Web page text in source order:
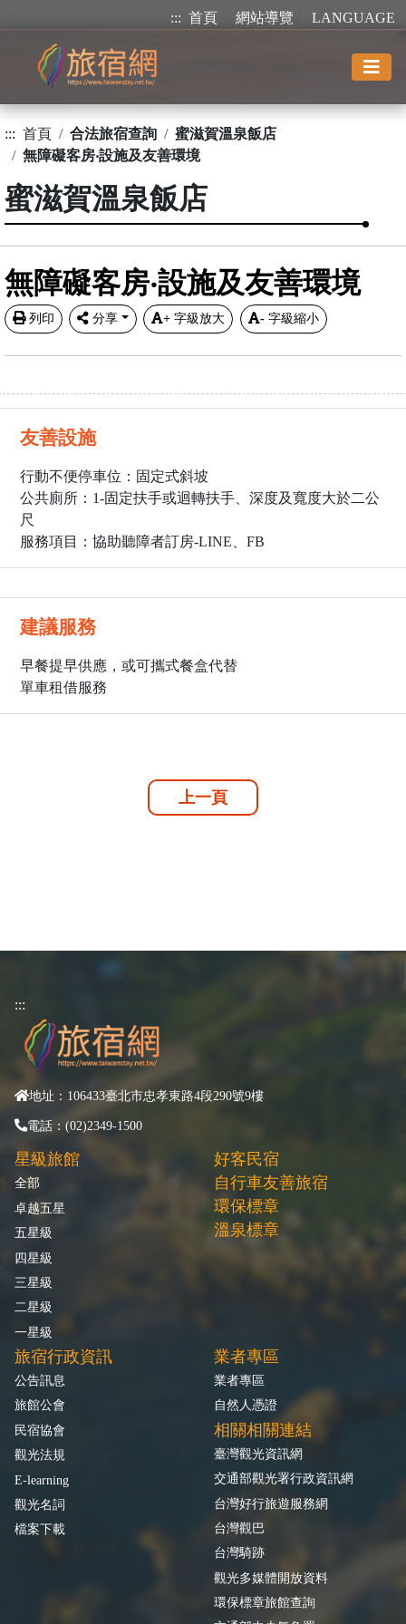
::: 首頁 網站導覽 LANGUAGE
::: 首頁 合法旅宿查詢
蜜滋賀溫泉飯店
無障礙客房‧設施及友善環境
蜜滋賀溫泉飯店
無障礙客房‧設施及友善環境
列印 分享 + 字級放大 - 字級縮小
友善設施
行動不便停車位：固定式斜坡
公共廁所：1-固定扶手或迴轉扶手、深度及寬度大於二公
尺
服務項目：協助聽障者訂房-LINE、FB
建議服務
早餐提早供應，或可攜式餐盒代替
單車租借服務
上一頁
:::
地址：106433臺北市忠孝東路4段290號9樓
電話：(02)2349-1500
星級旅館
全部
卓越五星
五星級
四星級
三星級
二星級
一星級
好客民宿
自行車友善旅宿
環保標章
溫泉標章
旅宿行政資訊
公告訊息
旅館公會
民宿協會
觀光法規
E-learning
觀光名詞
檔案下載
業者專區
業者專區
自然人憑證
相關相關連結
臺灣觀光資訊網
交通部觀光署行政資訊網
台灣好行旅遊服務網
台灣觀巴
台灣騎跡
觀光多媒體開放資料
環保標章旅館查詢